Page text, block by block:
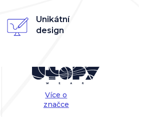
Více o
značce
Unikátní
design